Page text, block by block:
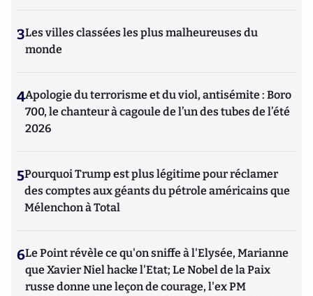
3Les villes classées les plus malheureuses du
monde
4Apologie du terrorisme et du viol, antisémite : Boro
700, le chanteur à cagoule de l’un des tubes de l’été
2026
5Pourquoi Trump est plus légitime pour réclamer
des comptes aux géants du pétrole américains que
Mélenchon à Total
6Le Point révèle ce qu'on sniffe à l'Elysée, Marianne
que Xavier Niel hacke l'Etat; Le Nobel de la Paix
russe donne une leçon de courage, l'ex PM